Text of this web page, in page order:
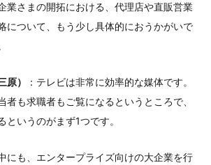
業さまの開拓における、代理店や直販営業
について、もう少し具体的におうかがいで
原）
：テレビは非常に効率的な媒体です。
者も求職者もご覧になるというところで、
というのがまず1つです。
にも、エンタープライズ向けの大企業を行